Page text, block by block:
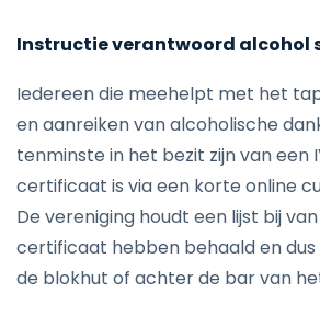
Instructie verantwoord alcohol
Iedereen die meehelpt met het
en aanreiken van alcoholische
tenminste in het bezit zijn van een
certificaat is via een korte online
De vereniging houdt een lijst bij
certificaat hebben behaald en
de blokhut of achter de bar van